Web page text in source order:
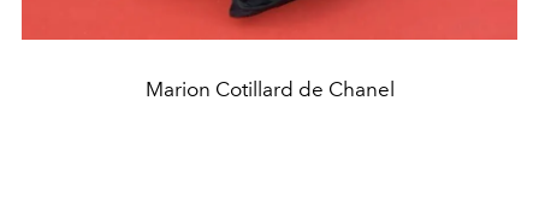
Marion Cotillard de Chanel